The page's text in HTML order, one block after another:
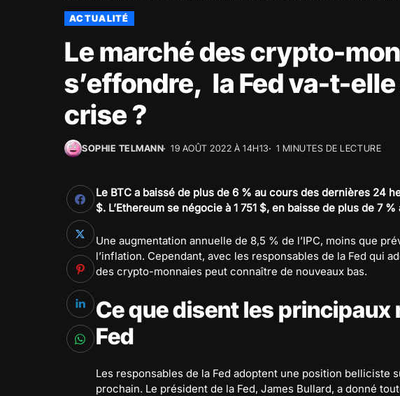
ACTUALITÉ
Le marché des crypto-
s’effondre, la Fed va-t-
crise ?
SOPHIE TELMANN 19 AOÛT 2022 À 14H13 1 MINUTES DE LECTURE
Le BTC a baissé de plus de 6 % au cours des dernières 24
$. L’Ethereum se négocie à 1 751 $, en baisse de plus de 7
Une augmentation annuelle de 8,5 % de l’IPC, moins que
l’inflation. Cependant, avec les responsables de la Fed qui
des crypto-monnaies peut connaître de nouveaux bas.
Ce que disent les principaux
Fed
Les responsables de la Fed adoptent une position belliciste
prochain. Le président de la Fed, James Bullard, a donné